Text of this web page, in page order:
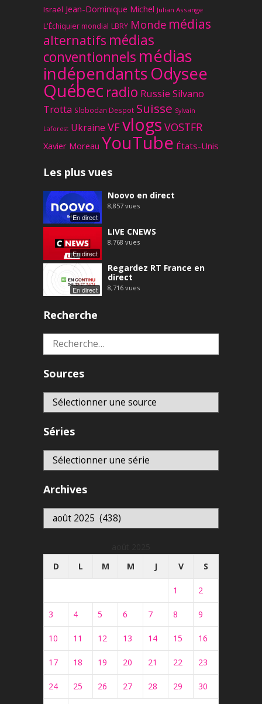
Israël Jean-Dominique Michel Julian Assange
L'Échiquier mondial LBRY Monde médias
alternatifs médias
conventionnels médias
indépendantsOdysee
Québec radio Russie Silvano
Trotta Slobodan Despot Suisse Sylvain
Laforest Ukraine VFvlogs VOSTFR
Xavier Moreau YouTube États-Unis
Les plus vues
En direct
Noovo en direct
8,857 vues
En direct
LIVE CNEWS
8,768 vues
En direct
Regardez RT France en
direct
8,716 vues
Recherche
Rechercher :
Sources
Séries
Archives
Archives
D
L M M J V S
1 2
3 4 5 6 7 8 9
10 11 12 13 14 15 16
17 18 19 20 21 22 23
24 25 26 27 28 29 30